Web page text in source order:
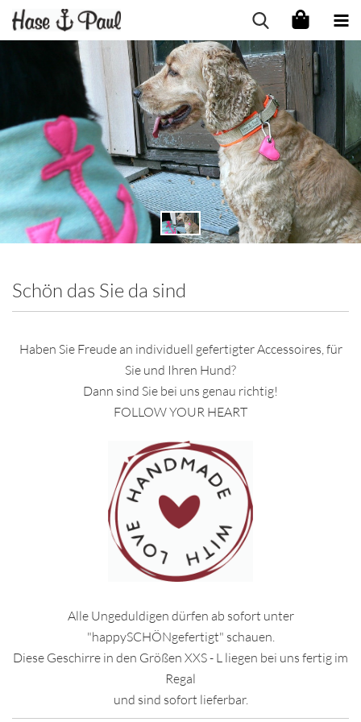
Schön das Sie da sind
Haben Sie Freude an individuell gefertigter Accessoires, für
Sie und Ihren Hund?
Dann sind Sie bei uns genau richtig!
FOLLOW YOUR HEART
Alle Ungeduldigen dürfen ab sofort unter
"happySCHÖNgefertigt" schauen.
Diese Geschirre in den Größen XXS - L liegen bei uns fertig im
Regal
und sind sofort lieferbar.